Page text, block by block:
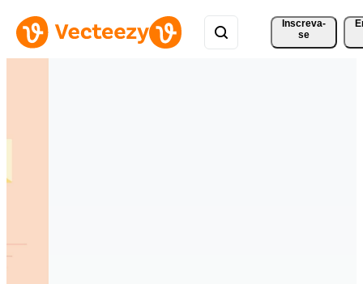
Inscreva-
se